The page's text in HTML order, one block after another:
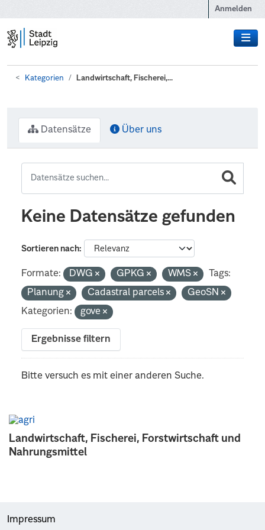
Anmelden
Kategorien Landwirtschaft, Fischerei,...
Landwirtschaft, Fischerei, Forstwirtschaft und
Nahrungsmittel
Datensätze Über uns
Keine Datensätze gefunden
Sortieren nach
Formate: DWG GPKG WMS
Tags:
Planung
Cadastral parcels
GeoSN
Kategorien:
gove
Ergebnisse filtern
Bitte versuch es mit einer anderen Suche.
Impressum